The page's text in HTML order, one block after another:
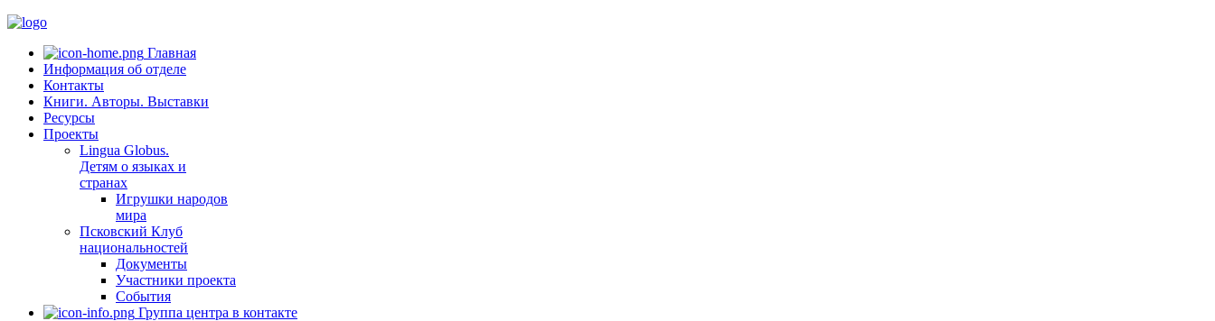
Главная
Информация об отделе
Контакты
Книги. Авторы. Выставки
Ресурсы
Проекты
Lingua Globus.
Детям о языках и
странах
Игрушки народов
мира
Псковский Клуб
национальностей
Документы
Участники проекта
События
Группа центра в контакте